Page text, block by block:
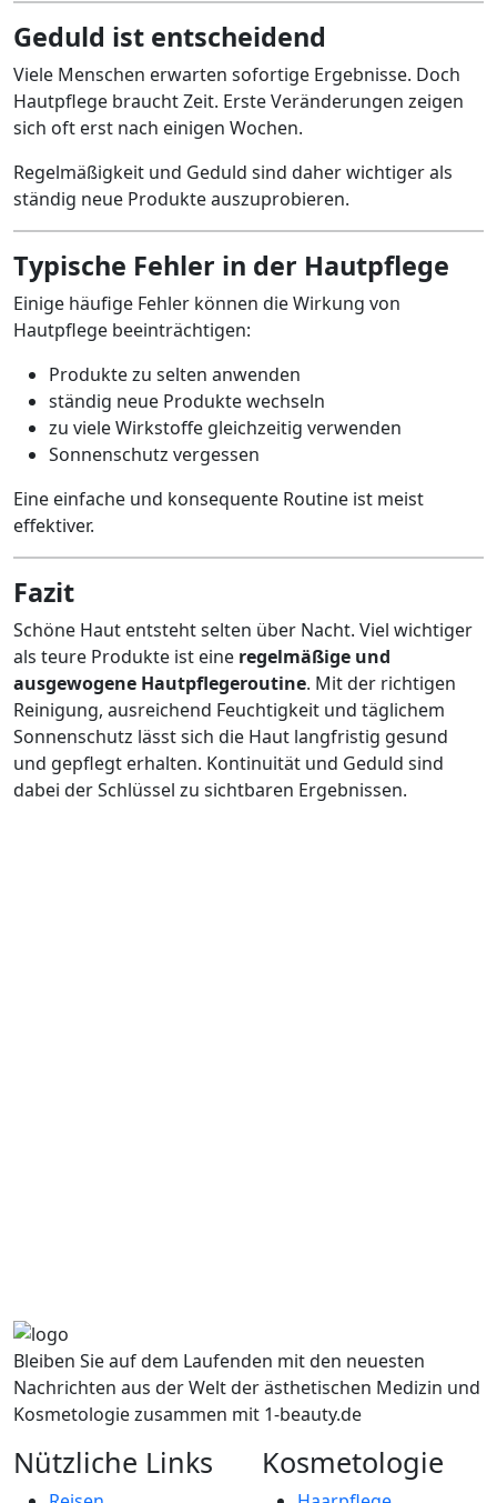
Geduld ist entscheidend
Viele Menschen erwarten sofortige Ergebnisse. Doch
Hautpflege braucht Zeit. Erste Veränderungen zeigen
sich oft erst nach einigen Wochen.
Regelmäßigkeit und Geduld sind daher wichtiger als
ständig neue Produkte auszuprobieren.
Typische Fehler in der Hautpflege
Einige häufige Fehler können die Wirkung von
Hautpflege beeinträchtigen:
Produkte zu selten anwenden
ständig neue Produkte wechseln
zu viele Wirkstoffe gleichzeitig verwenden
Sonnenschutz vergessen
Eine einfache und konsequente Routine ist meist
effektiver.
Fazit
Schöne Haut entsteht selten über Nacht. Viel wichtiger
als teure Produkte ist eine regelmäßige und
ausgewogene Hautpflegeroutine. Mit der richtigen
Reinigung, ausreichend Feuchtigkeit und täglichem
Sonnenschutz lässt sich die Haut langfristig gesund
und gepflegt erhalten. Kontinuität und Geduld sind
dabei der Schlüssel zu sichtbaren Ergebnissen.
Bleiben Sie auf dem Laufenden mit den neuesten
Nachrichten aus der Welt der ästhetischen Medizin und
Kosmetologie zusammen mit 1-beauty.de
Nützliche Links Kosmetologie